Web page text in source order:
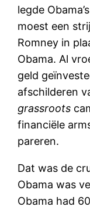
legde
moest een
Romney in
Obama. Al
geld
afschilderen
grassroots
financiële
pareren.
Dat was de
Obama was
Obama had